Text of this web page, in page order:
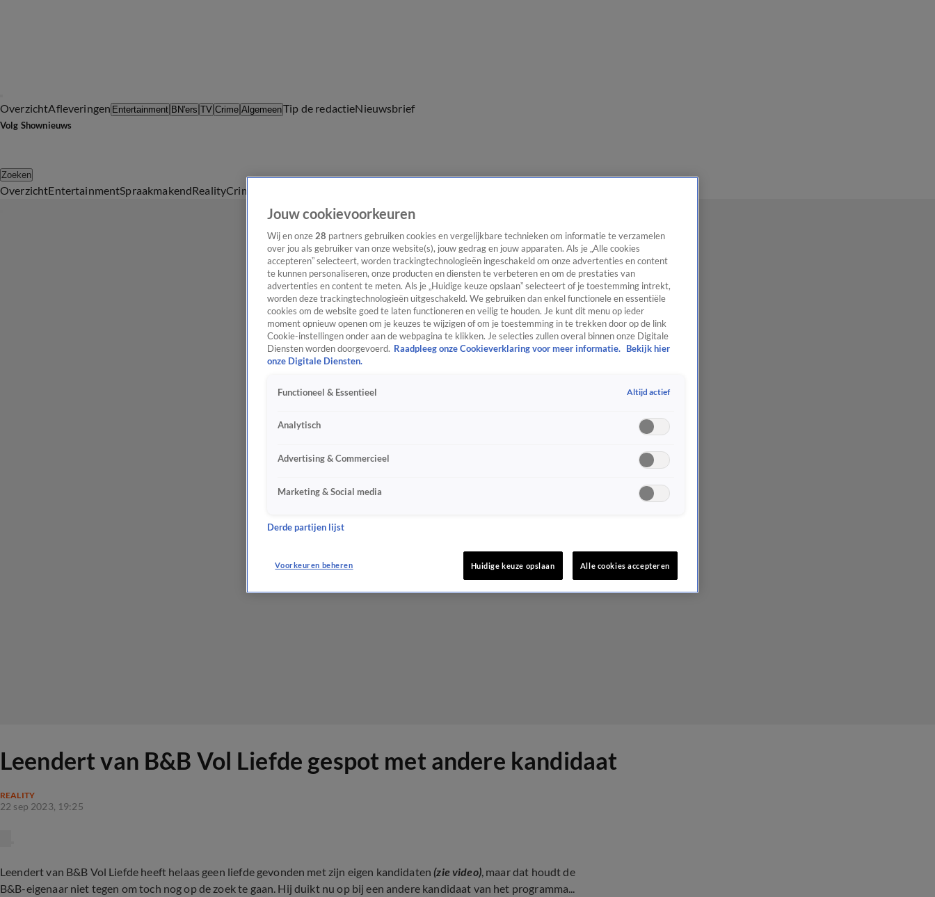
OverzichtAfleveringen Entertainment BN'ers TV Crime AlgemeenTip de redactieNieuwsbrief
Volg Shownieuws
Zoeken
OverzichtEntertainmentSpraakmakendRealityCrime
Leendert van B&B Vol Liefde gespot met andere kandidaat
REALITY
22 sep 2023, 19:25
Leendert van B&B Vol Liefde heeft helaas geen liefde gevonden met zijn eigen kandidaten(zie video), maar dat houdt de
B&B-eigenaar niet tegen om toch nog op de zoek te gaan. Hij duikt nu op bij een andere kandidaat van het programma...
Jouw cookievoorkeuren
Wij en onze 28 partners gebruiken cookies en vergelijkbare technieken om informatie te verzamelen
over jou als gebruiker van onze website(s), jouw gedrag en jouw apparaten. Als je „Alle cookies
accepteren” selecteert, worden trackingtechnologieën ingeschakeld om onze advertenties en content
te kunnen personaliseren, onze producten en diensten te verbeteren en om de prestaties van
advertenties en content te meten. Als je „Huidige keuze opslaan” selecteert of je toestemming intrekt,
worden deze trackingtechnologieën uitgeschakeld. We gebruiken dan enkel functionele en essentiële
cookies om de website goed te laten functioneren en veilig te houden. Je kunt dit menu op ieder
moment opnieuw openen om je keuzes te wijzigen of om je toestemming in te trekken door op de link
Cookie-instellingen onder aan de webpagina te klikken. Je selecties zullen overal binnen onze Digitale
Diensten worden doorgevoerd. Raadpleeg onze Cookieverklaring voor meer informatie.
Bekijk hier
onze Digitale Diensten.
Functioneel & Essentieel Altijd actief
Analytisch
Advertising & Commercieel
Marketing & Social media
Derde partijen lijst
Voorkeuren beheren Huidige keuze opslaan Alle cookies accepteren